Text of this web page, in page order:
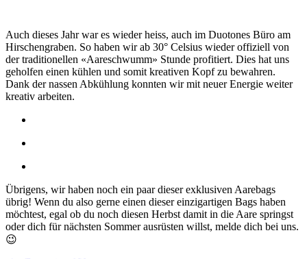
Auch dieses Jahr war es wieder heiss, auch im Duotones Büro am
Hirschengraben. So haben wir ab 30° Celsius wieder offiziell von
der traditionellen «Aareschwumm» Stunde profitiert. Dies hat uns
geholfen einen kühlen und somit kreativen Kopf zu bewahren.
Dank der nassen Abkühlung konnten wir mit neuer Energie weiter
kreativ arbeiten.
Übrigens, wir haben noch ein paar dieser exklusiven Aarebags
übrig! Wenn du also gerne einen dieser einzigartigen Bags haben
möchtest, egal ob du noch diesen Herbst damit in die Aare springst
oder dich für nächsten Sommer ausrüsten willst, melde dich bei uns.
😉